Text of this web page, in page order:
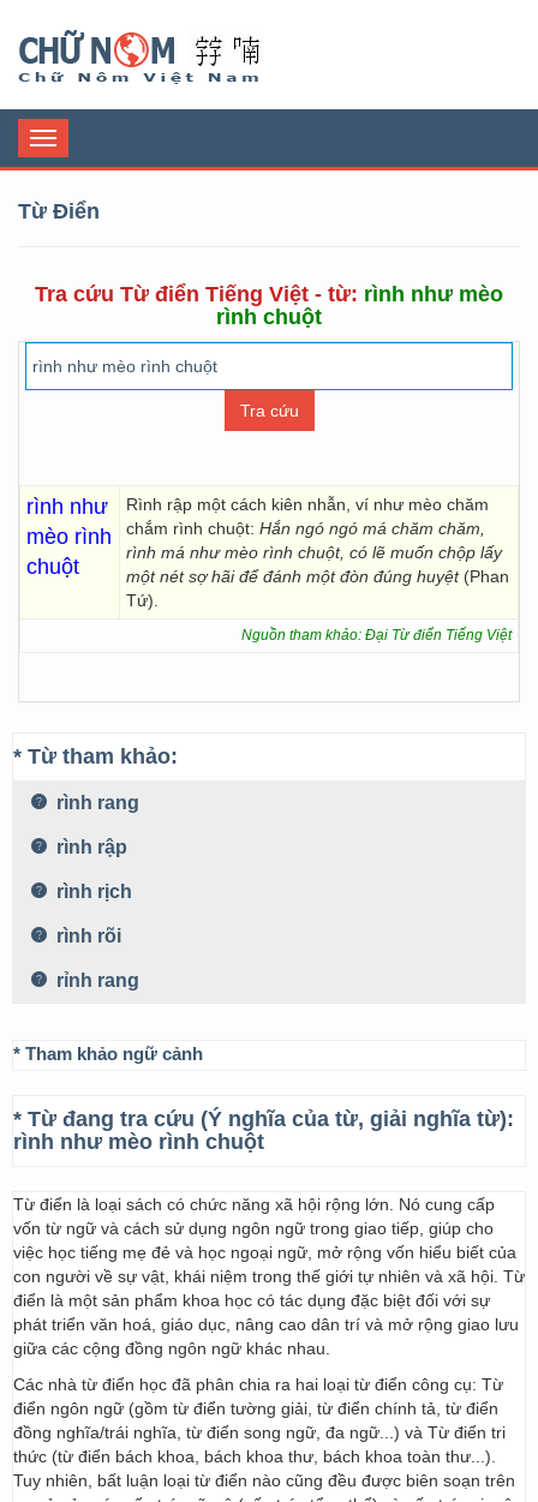
Toggle
navigation
Từ Điển
Tra cứu Từ điển Tiếng Việt - từ: rình như mèo
rình chuột
rình như
mèo rình
chuột
Rình rập một cách kiên nhẫn, ví như mèo chăm
chắm rình chuột: Hắn ngó ngó má chăm chăm,
rình má như mèo rình chuột, có lẽ muốn chộp lấy
một nét sợ hãi để đánh một đòn đúng huyệt (Phan
Tứ).
Nguồn tham khảo: Đại Từ điển Tiếng Việt
* Từ tham khảo:
rình rang
rình rập
rình rịch
rình rõi
rỉnh rang
* Tham khảo ngữ cảnh
* Từ đang tra cứu (Ý nghĩa của từ, giải nghĩa từ):
rình như mèo rình chuột
Từ điển là loại sách có chức năng xã hội rộng lớn. Nó cung cấp
vốn từ ngữ và cách sử dụng ngôn ngữ trong giao tiếp, giúp cho
việc học tiếng mẹ đẻ và học ngoại ngữ, mở rộng vốn hiểu biết của
con người về sự vật, khái niệm trong thế giới tự nhiên và xã hội. Từ
điển là một sản phẩm khoa học có tác dụng đặc biệt đối với sự
phát triển văn hoá, giáo dục, nâng cao dân trí và mở rộng giao lưu
giữa các cộng đồng ngôn ngữ khác nhau.
Các nhà từ điển học đã phân chia ra hai loại từ điển công cụ: Từ
điển ngôn ngữ (gồm từ điển tường giải, từ điển chính tả, từ điển
đồng nghĩa/trái nghĩa, từ điển song ngữ, đa ngữ...) và Từ điển tri
thức (từ điển bách khoa, bách khoa thư, bách khoa toàn thư...).
Tuy nhiên, bất luận loại từ điển nào cũng đều được biên soạn trên